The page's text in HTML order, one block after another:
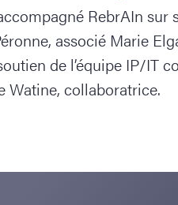
RebrAIn sur
associé Marie
de l’équipe IP/IT
Watine, collaboratrice.